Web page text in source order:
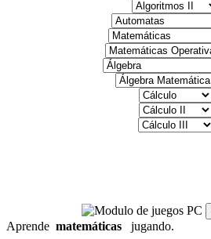
Aprende matemáticas jugando.